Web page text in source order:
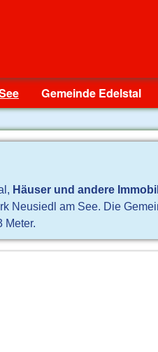
Gemeinde Edelstal
Häuser und andere
Neusiedl am See. Die
Meter.